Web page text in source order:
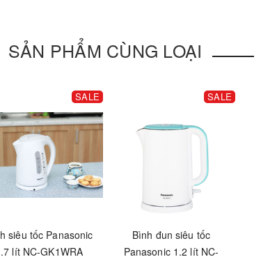
SẢN PHẨM CÙNG LOẠI
SALE
siêu tốc Panasonic
lít NC-GK1WRA
SALE
Bình đun siêu tốc
Panasonic 1.2 lít NC-